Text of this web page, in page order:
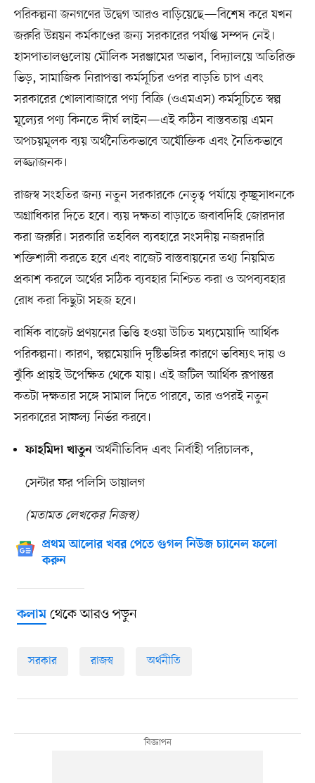
পরিকল্পনা জনগণের উদ্বেগ আরও বাড়িয়েছে—বিশেষ করে যখন
জরুরি উন্নয়ন কর্মকাণ্ডের জন্য সরকারের পর্যাপ্ত সম্পদ নেই।
হাসপাতালগুলোয় মৌলিক সরঞ্জামের অভাব, বিদ্যালয়ে অতিরিক্ত
ভিড়, সামাজিক নিরাপত্তা কর্মসূচির ওপর বাড়তি চাপ এবং
সরকারের খোলাবাজারে পণ্য বিক্রি (ওএমএস) কর্মসূচিতে স্বল্প
মূল্যের পণ্য কিনতে দীর্ঘ লাইন—এই কঠিন বাস্তবতায় এমন
অপচয়মূলক ব্যয় অর্থনৈতিকভাবে অযৌক্তিক এবং নৈতিকভাবে
লজ্জাজনক।
রাজস্ব সংহতির জন্য নতুন সরকারকে নেতৃত্ব পর্যায়ে কৃচ্ছ্রসাধনকে
অগ্রাধিকার দিতে হবে। ব্যয় দক্ষতা বাড়াতে জবাবদিহি জোরদার
করা জরুরি। সরকারি তহবিল ব্যবহারে সংসদীয় নজরদারি
শক্তিশালী করতে হবে এবং বাজেট বাস্তবায়নের তথ্য নিয়মিত
প্রকাশ করলে অর্থের সঠিক ব্যবহার নিশ্চিত করা ও অপব্যবহার
রোধ করা কিছুটা সহজ হবে।
বার্ষিক বাজেট প্রণয়নের ভিত্তি হওয়া উচিত মধ্যমেয়াদি আর্থিক
পরিকল্পনা। কারণ, স্বল্পমেয়াদি দৃষ্টিভঙ্গির কারণে ভবিষ্যৎ দায় ও
ঝুঁকি প্রায়ই উপেক্ষিত থেকে যায়। এই জটিল আর্থিক রূপান্তর
কতটা দক্ষতার সঙ্গে সামাল দিতে পারবে, তার ওপরই নতুন
সরকারের সাফল্য নির্ভর করবে।
ফাহমিদা খাতুনঅর্থনীতিবিদ এবং নির্বাহী পরিচালক,
সেন্টার ফর পলিসি ডায়ালগ
(মতামত লেখকের নিজস্ব)
প্রথম আলোর খবর পেতে গুগল নিউজ চ্যানেল ফলো
করুন
কলামথেকে আরও পড়ুন
সরকার রাজস্ব অর্থনীতি